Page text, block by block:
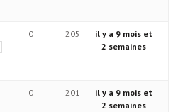
0 205
il y a 9 mois et
2 semaines
0 201
il y a 9 mois et
2 semaines